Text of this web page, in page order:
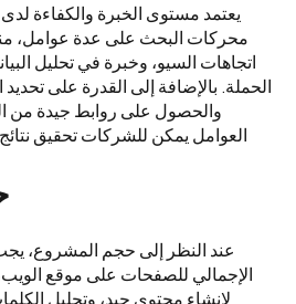
يعتمد مستوى الخبرة والكفاءة
محركات البحث على عدة عوامل،
اتجاهات السيو، وخبرة في تحليل
الحملة. بالإضافة إلى القدرة على
والحصول على روابط جيدة من
العوامل يمكن للشركات تحقيق
عند النظر إلى حجم المشروع،
الإجمالي للصفحات على موقع
لإنشاء محتوى جيد، وتحليل